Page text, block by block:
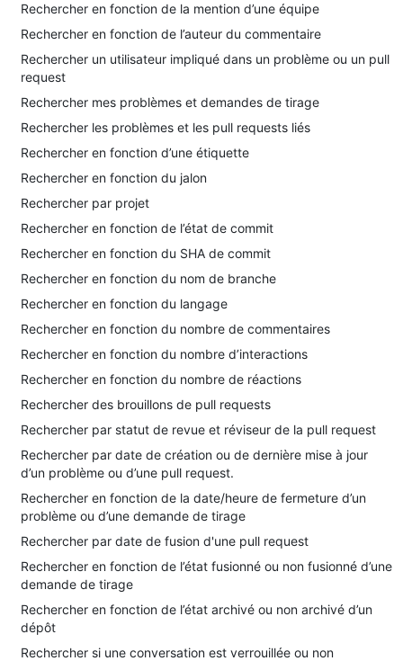
Rechercher en fonction de la mention d’une équipe
Rechercher en fonction de l’auteur du commentaire
Rechercher un utilisateur impliqué dans un problème ou un pull
request
Rechercher mes problèmes et demandes de tirage
Rechercher les problèmes et les pull requests liés
Rechercher en fonction d’une étiquette
Rechercher en fonction du jalon
Rechercher par projet
Rechercher en fonction de l’état de commit
Rechercher en fonction du SHA de commit
Rechercher en fonction du nom de branche
Rechercher en fonction du langage
Rechercher en fonction du nombre de commentaires
Rechercher en fonction du nombre d’interactions
Rechercher en fonction du nombre de réactions
Rechercher des brouillons de pull requests
Rechercher par statut de revue et réviseur de la pull request
Rechercher par date de création ou de dernière mise à jour
d’un problème ou d’une pull request.
Rechercher en fonction de la date/heure de fermeture d’un
problème ou d’une demande de tirage
Rechercher par date de fusion d'une pull request
Rechercher en fonction de l’état fusionné ou non fusionné d’une
demande de tirage
Rechercher en fonction de l’état archivé ou non archivé d’un
dépôt
Rechercher si une conversation est verrouillée ou non